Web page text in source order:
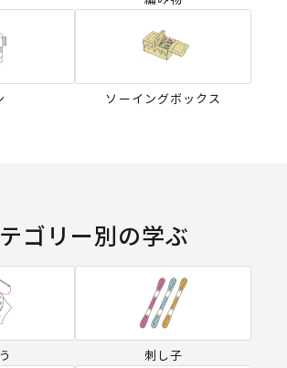
ソーイングボックス
ゴリー別の学ぶ
刺し子